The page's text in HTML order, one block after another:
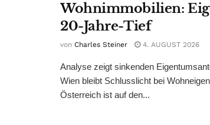
Wohnimmobilien:
20-Jahre-Tief
von Charles Steiner 4. AUGUST 2026
Analyse zeigt sinkenden
Wien bleibt Schlusslicht bei
Österreich ist auf den...